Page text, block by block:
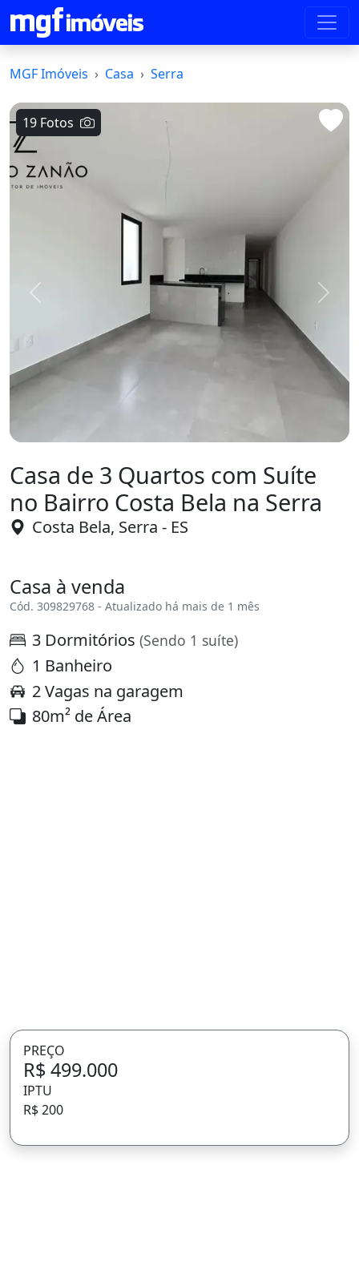
MGF Imóveis Casa Serra
19 Fotos
Voltar
Casa de 3 Quartos com Suíte
no Bairro Costa Bela na Serra
Costa Bela, Serra - ES
Casa à venda
Cód. 309829768 - Atualizado há mais de 1 mês
3 Dormitórios (Sendo 1 suíte)
1 Banheiro
2 Vagas na garagem
80m² de Área
PREÇO
R$ 499.000
IPTU
R$ 200